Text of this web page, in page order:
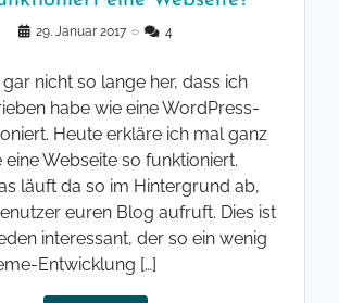
29. Januar 2017 ◌ 4
nicht so lange her, dass ich
habe wie eine WordPress-
Heute erkläre ich mal ganz
eine Webseite so funktioniert.
läuft da so im Hintergrund ab,
euren Blog aufruft. Dies ist
interessant, der so ein wenig
Entwicklung […]